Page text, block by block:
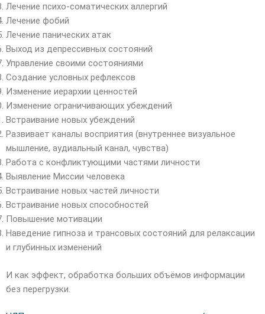
Лечение психо-соматических аллергий
Лечение фобий
Лечение панических атак
Выход из депрессивных состояний
Управление своими состояниями
Создание условных рефлексов
Изменение иерархии ценностей
Изменение ограничивающих убеждений
Встраивание новых убеждений
Развивает каналы восприятия (внутреннее визуальное
мышление, аудиальный канал, чувства)
Работа с конфликтующими частями личности
Выявление Миссии человека
Встраивание новых частей личности
Встраивание новых способностей
Повышение мотивации
Наведение гипноза и трансовых состояний для релаксации
и глубинных изменений
И как эффект, обработка больших объёмов информации
без перегрузки.